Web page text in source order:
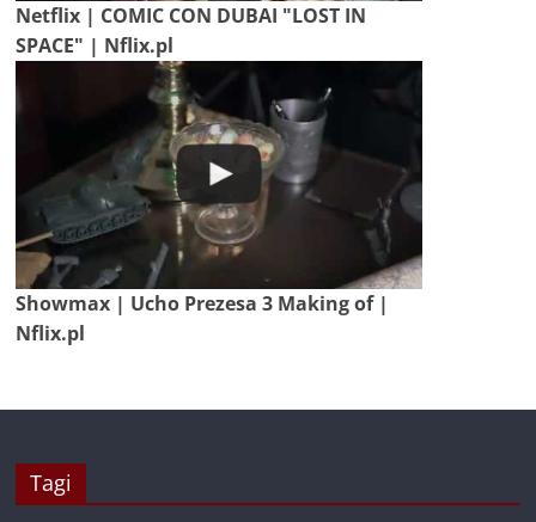
Netflix | COMIC CON DUBAI "LOST IN
SPACE" | Nflix.pl
Showmax | Ucho Prezesa 3 Making of |
Nflix.pl
Tagi